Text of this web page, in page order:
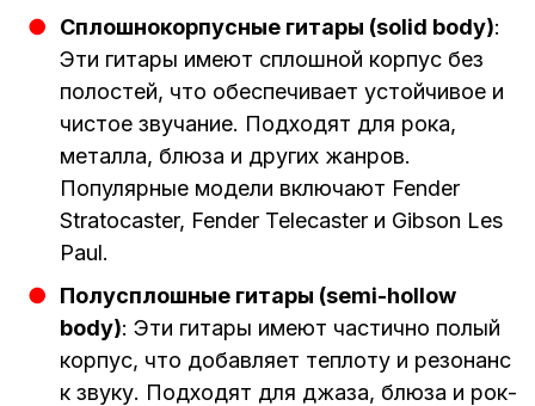
Сплошнокорпусные гитары (solid body):
Эти гитары имеют сплошной корпус без
полостей, что обеспечивает устойчивое и
чистое звучание. Подходят для рока,
металла, блюза и других жанров.
Популярные модели включают Fender
Stratocaster, Fender Telecaster и Gibson Les
Paul.
Полусплошные гитары (semi-hollow
body): Эти гитары имеют частично полый
корпус, что добавляет теплоту и резонанс
к звуку. Подходят для джаза, блюза и рок-